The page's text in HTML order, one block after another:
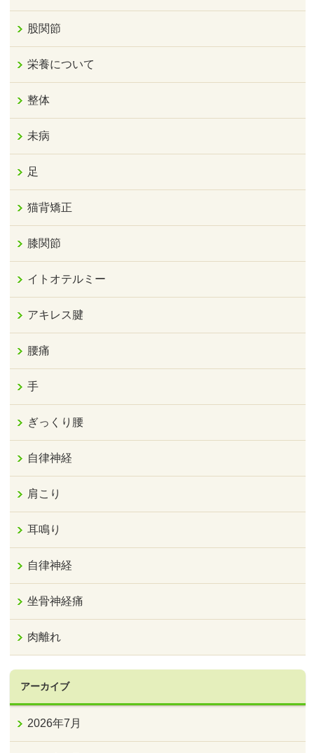
股関節
栄養について
整体
未病
足
猫背矯正
膝関節
イトオテルミー
アキレス腱
腰痛
手
ぎっくり腰
自律神経
肩こり
耳鳴り
自律神経
坐骨神経痛
肉離れ
アーカイブ
2026年7月